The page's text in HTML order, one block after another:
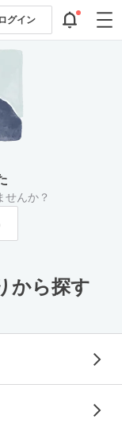
ログイン
せんか？
から探す